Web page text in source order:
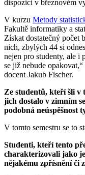
dispozici v březnovém
V kurzu Metody
Fakultě informatiky a
Získat dostatečný počet
nich, zbylých 44 si
nejen pro studenty, ale i
se již nebude
docent Jakub Fischer.
Ze studentů, kteří šli v
jich dostalo v zimním
podobná neúspěšnost
V tomto semestru se to
Studenti, kteří tento
charakterizovali jako
nějakému zpřísnění či